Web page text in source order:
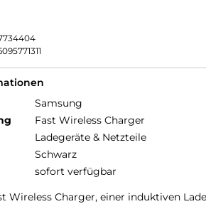
Samsung
Fast Wireless Charger
Ladegeräte & Netzteile
Schwarz
sofort verfügbar
Wireless Charger, einer induktiven